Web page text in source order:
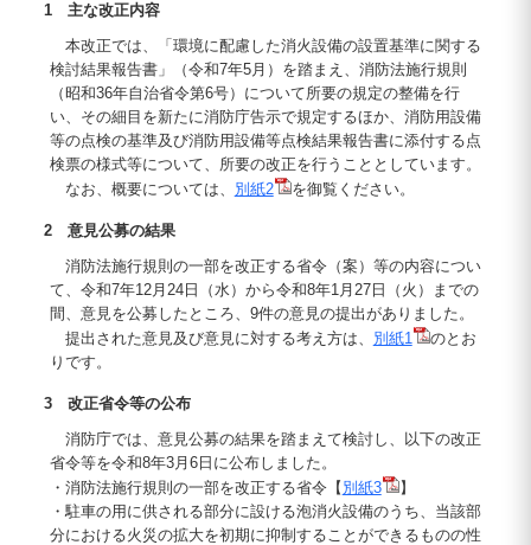
1 主な改正内容
本改正では、「環境に配慮した消火設備の設置基準に関する
検討結果報告書」（令和7年5月）を踏まえ、消防法施行規則
（昭和36年自治省令第6号）について所要の規定の整備を行
い、その細目を新たに消防庁告示で規定するほか、消防用設備
等の点検の基準及び消防用設備等点検結果報告書に添付する点
検票の様式等について、所要の改正を行うこととしています。
なお、概要については、 別紙2 を御覧ください。
2 意見公募の結果
消防法施行規則の一部を改正する省令（案）等の内容につい
て、令和7年12月24日（水）から令和8年1月27日（火）までの
間、意見を公募したところ、9件の意見の提出がありました。
提出された意見及び意見に対する考え方は、 別紙1
のとお
りです。
3 改正省令等の公布
消防庁では、意見公募の結果を踏まえて検討し、以下の改正
省令等を令和8年3月6日に公布しました。
・消防法施行規則の一部を改正する省令【 別紙3
】
・駐車の用に供される部分に設ける泡消火設備のうち、当該部
分における火災の拡大を初期に抑制することができるものの性